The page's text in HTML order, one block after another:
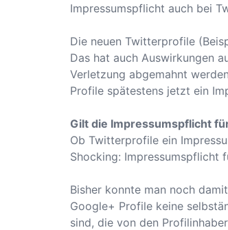
Impressumspflicht auch bei
Die neuen Twitterprofile (
Das hat auch Auswirkungen
Verletzung abgemahnt
Profile spätestens jetzt ein
Gilt die Impressumspflicht
Ob Twitterprofile ein
Shocking: Impressumspflicht
Bisher konnte man noch
Google+ Profile keine
sind, die von den